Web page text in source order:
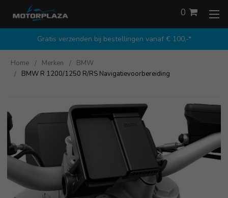
Gratis verzenden bij bestellingen vanaf € 100,-*
0
Home Merken
BMW
BMW R 1200/1250 R/RS Navigatievoorbereiding